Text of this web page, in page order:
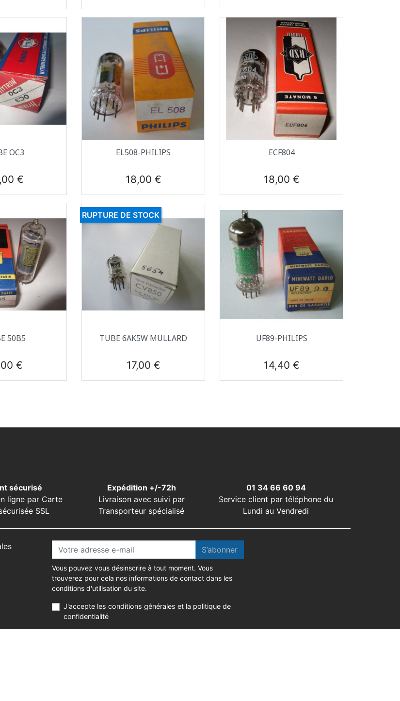
rapide
OC3
€
 Aperçu rapide
EL508-PHILIPS
Prix
18,00 €
Aperçu rapide
ECF804
Prix
18,00 €
rapide
50B5
€
Aperçu rapide
TUBE 6AK5W MULLARD
Prix
17,00 €
RUPTURE DE STOCK
 Aperçu rapide
UF89-PHILIPS
Prix
14,40 €
sécurisé
ligne par Carte
SSL
Expédition +/-72h
Livraison avec suivi par
Transporteur spécialisé
01 34 66 60 94
Service client par téléphone du
Lundi au Vendredi
S’abonner
Vous pouvez vous désinscrire à tout moment. Vous
trouverez pour cela nos informations de contact dans les
conditions d'utilisation du site.
J'accepte les conditions générales et la politique de
confidentialité